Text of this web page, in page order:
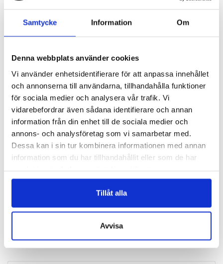
Samtycke Information Om
Denna webbplats använder cookies
Vi använder enhetsidentifierare för att anpassa innehållet
och annonserna till användarna, tillhandahålla funktioner
för sociala medier och analysera vår trafik. Vi
vidarebefordrar även sådana identifierare och annan
information från din enhet till de sociala medier och
annons- och analysföretag som vi samarbetar med.
Dessa kan i sin tur kombinera informationen med annan
information som du har tillhandahållit eller som de har
Tillåt alla
Avvisa
1 produkt
Logga in för att se pris